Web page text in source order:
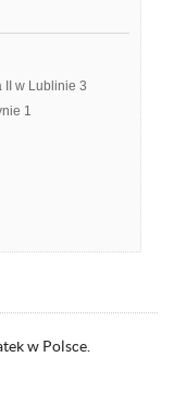
II w Lublinie 3
1
w Polsce.